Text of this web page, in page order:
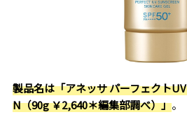
製品名は「アネッサ パーフェクト
N（90g ￥2,640＊編集部調べ）」。